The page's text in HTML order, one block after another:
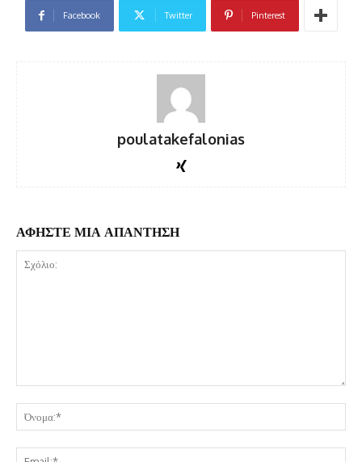
Facebook Twitter Pinterest
poulatakefalonias
ΑΦΗΣΤΕ ΜΙΑ ΑΠΑΝΤΗΣΗ